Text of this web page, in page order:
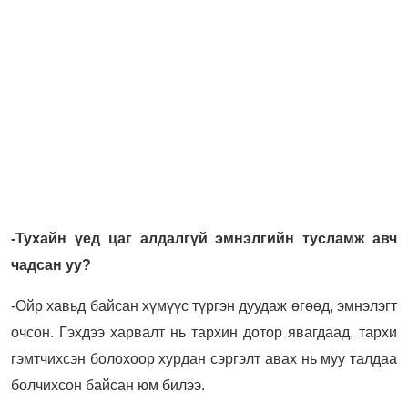
-Тухайн үед цаг алдалгүй эмнэлгийн тусламж авч
чадсан уу?
-Ойр хавьд байсан хүмүүс түргэн дуудаж өгөөд, эмнэлэгт
очсон. Гэхдээ харвалт нь тархин дотор явагдаад, тархи
гэмтчихсэн болохоор хурдан сэргэлт авах нь муу талдаа
болчихсон байсан юм билээ.